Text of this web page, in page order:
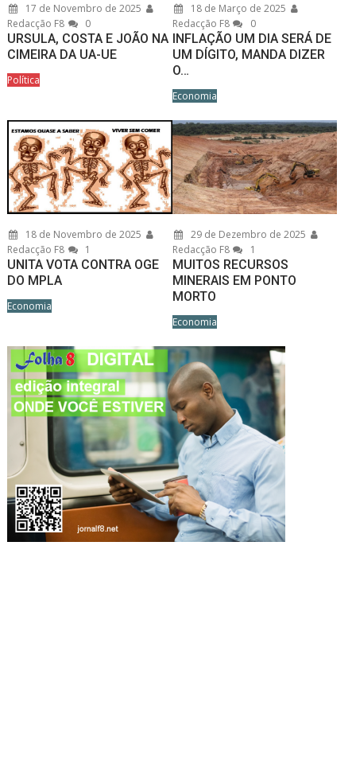
17 de Novembro de 2025
Redacção F8
0
URSULA, COSTA E JOÃO NA
CIMEIRA DA UA-UE
Política
18 de Março de 2025
Redacção F8
0
INFLAÇÃO UM DIA SERÁ DE
UM DÍGITO, MANDA DIZER
O…
Economia
18 de Novembro de 2025
Redacção F8
1
UNITA VOTA CONTRA OGE
DO MPLA
Economia
29 de Dezembro de 2025
Redacção F8
1
MUITOS RECURSOS
MINERAIS EM PONTO
MORTO
Economia